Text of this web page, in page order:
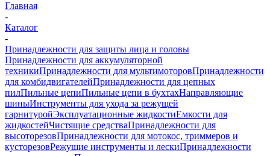
Главная
-
Каталог
-
Принадлежности для защиты лица и головы
Принадлежности для аккумуляторной
техникиПринадлежности для мультимоторовПринадлежности
для комбидвигателейПринадлежности для цепных
пилПильные цепиПильные цепи в бухтахНаправляющие
шиныИнструменты для ухода за режущей
гарнитуройЭксплуатационные жидкостиЕмкости для
жидкостейЧистящие средстваПринадлежности для
высоторезовПринадлежности для мотокос, триммеров и
кусторезовРежущие инструменты и лескиПринадлежности